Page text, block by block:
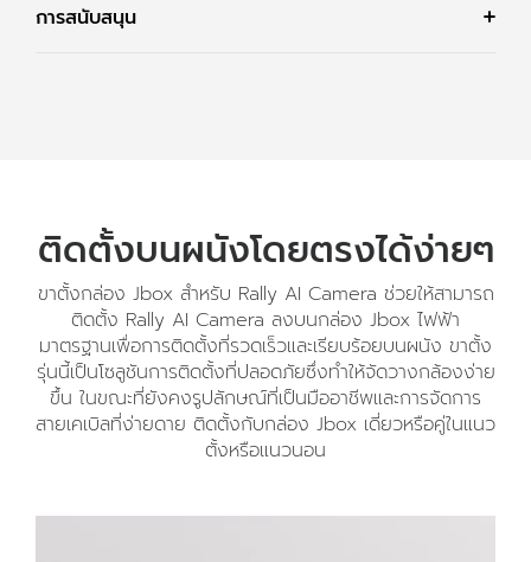
การสนับสนุน
ติดตั้งบนผนังโดยตรงได้ง่ายๆ
ขาตั้งกล่อง Jbox สำหรับ Rally AI Camera ช่วยให้สามารถ
ติดตั้ง Rally AI Camera ลงบนกล่อง Jbox ไฟฟ้า
มาตรฐานเพื่อการติดตั้งที่รวดเร็วและเรียบร้อยบนผนัง ขาตั้ง
รุ่นนี้เป็นโซลูชันการติดตั้งที่ปลอดภัยซึ่งทำให้จัดวางกล้องง่าย
ขึ้น ในขณะที่ยังคงรูปลักษณ์ที่เป็นมืออาชีพและการจัดการ
สายเคเบิลที่ง่ายดาย ติดตั้งกับกล่อง Jbox เดี่ยวหรือคู่ในแนว
ตั้งหรือแนวนอน